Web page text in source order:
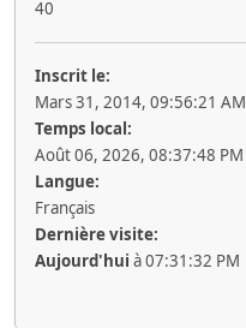
40
Inscrit le:
Mars 31, 2014, 09:56:21 AM
Temps local:
Août 06, 2026, 08:37:48 PM
Langue:
Français
Dernière visite:
Aujourd'hui à 07:31:32 PM